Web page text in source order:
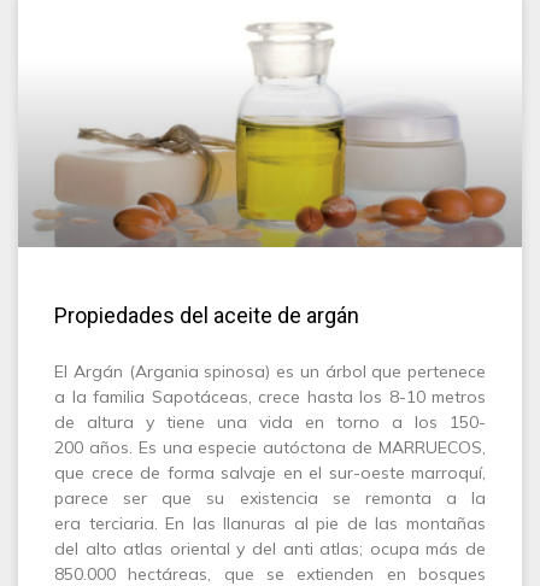
Propiedades del aceite de argán
El Argán (Argania spinosa) es un árbol que pertenece
a la familia Sapotáceas, crece hasta los 8-10 metros
de altura y tiene una vida en torno a los 150-
200 años. Es una especie autóctona de MARRUECOS,
que crece de forma salvaje en el sur-oeste marroquí,
parece ser que su existencia se remonta a la
era terciaria. En las llanuras al pie de las montañas
del alto atlas oriental y del anti atlas; ocupa más de
850.000 hectáreas, que se extienden en bosques